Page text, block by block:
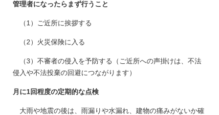
管理者になったらまず行うこと
（1）ご近所に挨拶する
（2）火災保険に入る
（3）不審者の侵入を予防する（ご近所への声掛けは、不法
侵入や不法投棄の回避につながります）
月に1回程度の定期的な点検
大雨や地震の後は、雨漏りや水漏れ、建物の痛みがないか確